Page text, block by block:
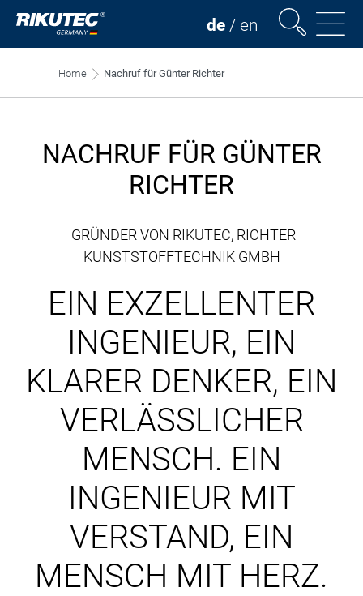
de / en
Home Nachruf für Günter Richter
NACHRUF FÜR GÜNTER
RICHTER
GRÜNDER VON RIKUTEC, RICHTER
KUNSTSTOFFTECHNIK GMBH
EIN EXZELLENTER
INGENIEUR, EIN
KLARER DENKER, EIN
VERLÄSSLICHER
MENSCH. EIN
INGENIEUR MIT
VERSTAND, EIN
MENSCH MIT HERZ.